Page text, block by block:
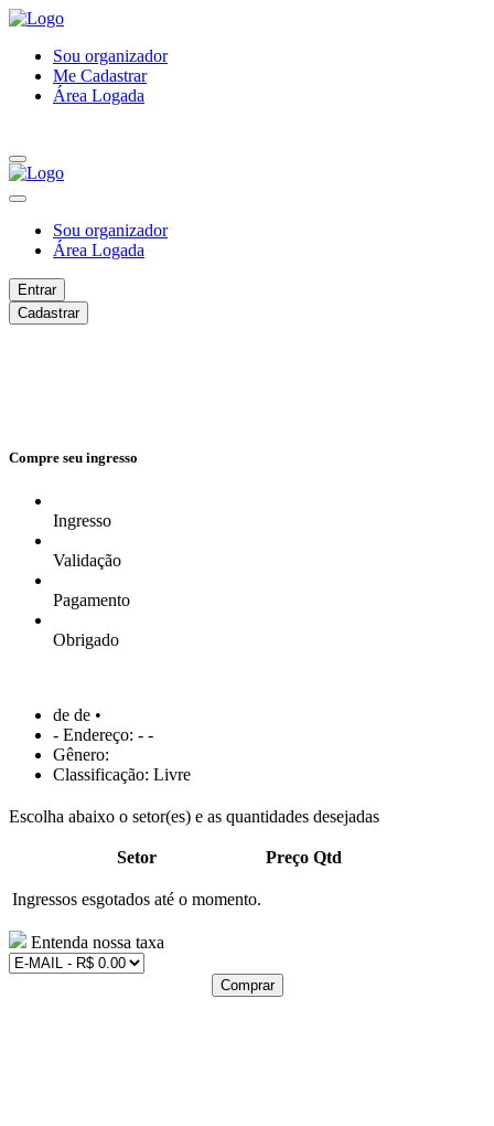
Sou organizador
Me Cadastrar
Área Logada
Sou organizador
Área Logada
Entrar
Cadastrar
Compre seu ingresso
Ingresso
Validação
Pagamento
Obrigado
de de •
- Endereço: - -
Gênero:
Classificação: Livre
Escolha abaixo o setor(es) e as quantidades desejadas
Setor Preço Qtd
Ingressos esgotados até o momento.
Entenda nossa taxa
Comprar